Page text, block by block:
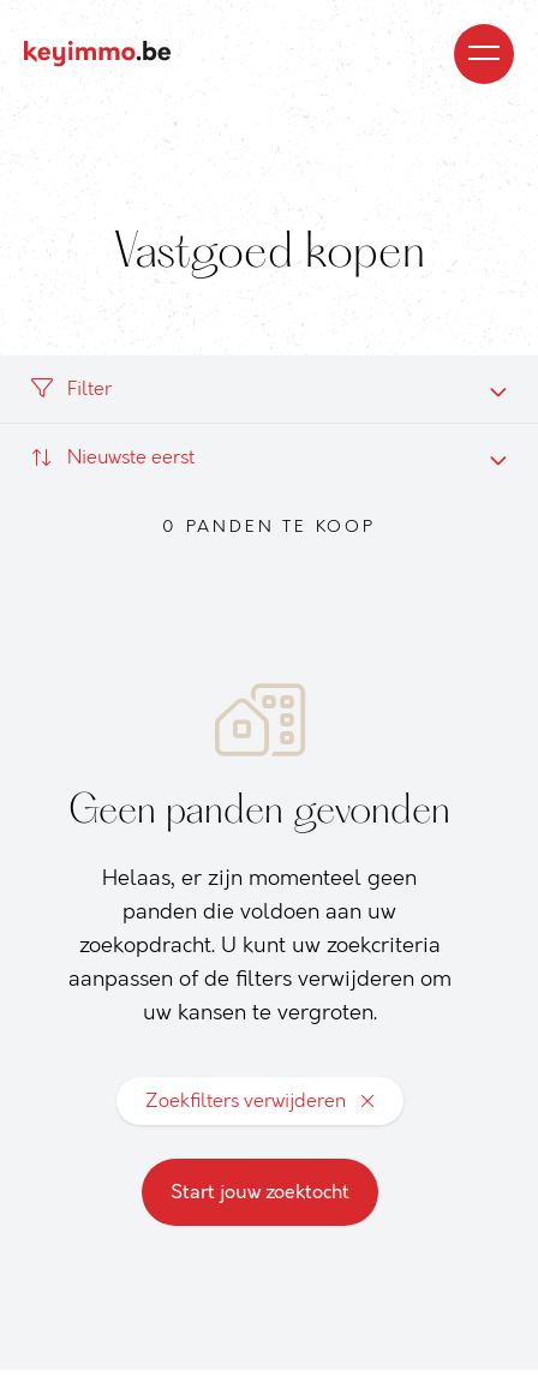
Vastgoed kopen
Filter
Nieuwste eerst
0 PANDEN TE KOOP
Geen panden gevonden
Helaas, er zijn momenteel geen
panden die voldoen aan uw
zoekopdracht. U kunt uw zoekcriteria
aanpassen of de filters verwijderen om
uw kansen te vergroten.
Zoekfilters verwijderen
Start jouw zoektocht